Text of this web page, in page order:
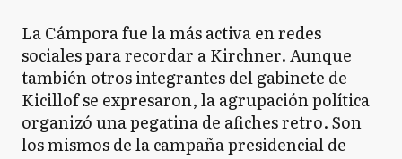
La Cámpora fue la más activa en redes
sociales para recordar a Kirchner. Aunque
también otros integrantes del gabinete de
Kicillof se expresaron, la agrupación política
organizó una pegatina de afiches retro. Son
los mismos de la campaña presidencial de